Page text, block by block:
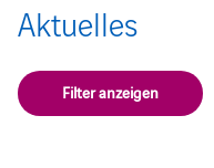
Aktuelles
Filter anzeigen